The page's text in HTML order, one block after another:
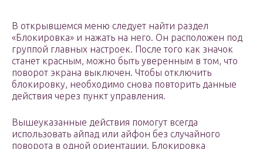
В открывшемся меню следует найти раздел
«Блокировка» и нажать на него. Он расположен под
группой главных настроек. После того как значок
станет красным, можно быть уверенным в том, что
поворот экрана выключен. Чтобы отключить
блокировку, необходимо снова повторить данные
действия через пункт управления.
Вышеуказанные действия помогут всегда
использовать айпад или айфон без случайного
поворота в одной ориентации. Блокировка